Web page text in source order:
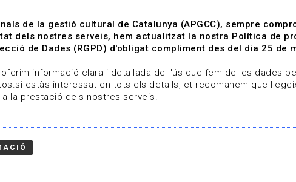
Línies de treball Projectes Serveis A qui
de la gestió cultural de Catalunya (APGCC), sempre
dels nostres serveis, hem actualitzat la nostra Política de
de Dades (RGPD) d'obligat compliment des del dia 25 de
informació clara i detallada de l'ús que fem de les dades
estàs interessat en tots els detalls, et recomanem que
la prestació dels nostres serveis.